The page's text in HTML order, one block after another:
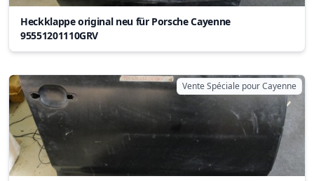
Heckklappe original neu für Porsche Cayenne
95551201110GRV
Vente Spéciale pour Cayenne